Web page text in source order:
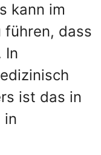
kann im
führen, dass
In
ist das in
in